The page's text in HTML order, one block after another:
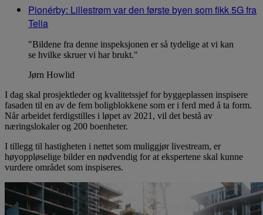
Pionérby: Lillestrøm var den første byen som fikk 5G fra
Telia
"Bildene fra denne inspeksjonen er så tydelige at vi kan
se hvilke skruer vi har brukt."
Jørn Howlid
I dag skal prosjektleder og kvalitetssjef for byggeplassen inspisere
fasaden til en av de fem boligblokkene som er i ferd med å ta form.
Når arbeidet ferdigstilles i løpet av 2021, vil det bestå av
næringslokaler og 200 boenheter.
I tillegg til hastigheten i nettet som muliggjør livestream, er
høyoppløselige bilder en nødvendig for at ekspertene skal kunne
vurdere området som inspiseres.